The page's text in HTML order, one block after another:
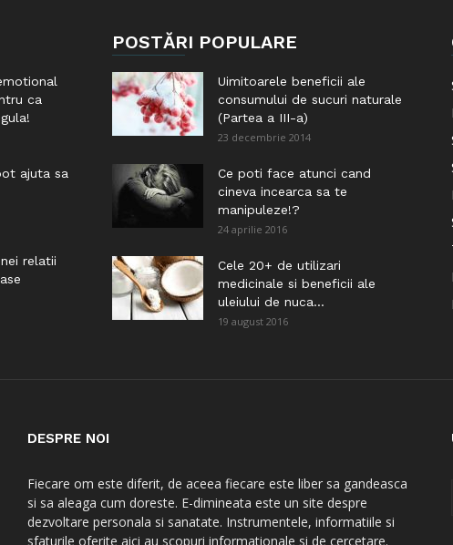
ca
ajuta sa
relatii
POSTĂRI POPULARE
Uimitoarele beneficii ale
consumului de sucuri naturale
(Partea a III-a)
23 decembrie 2014
Ce poti face atunci cand
cineva incearca sa te
manipuleze!?
24 aprilie 2016
Cele 20+ de utilizari
medicinale si beneficii ale
uleiului de nuca...
19 august 2016
DESPRE NOI
Fiecare om este diferit, de aceea fiecare este liber sa gandeasca
si sa aleaga cum doreste. E-dimineata este un site despre
dezvoltare personala si sanatate. Instrumentele, informatiile si
sfaturile oferite aici au scopuri informationale si de cercetare.